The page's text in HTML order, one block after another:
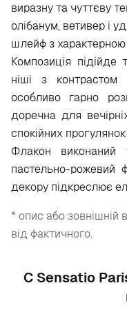
виразну та чуттєву
олібанум, ветивер і
шлейф з
Композиція підійде
ніші з
особливо гарно
доречна для
спокійних
Флакон виконаний
пастельно-рожевий
декору підкреслює
* опис або зовнішній
від фактичного.
С Sensatio